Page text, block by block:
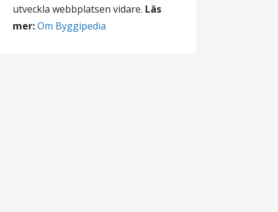
utveckla webbplatsen vidare. Läs
mer:Om Byggipedia